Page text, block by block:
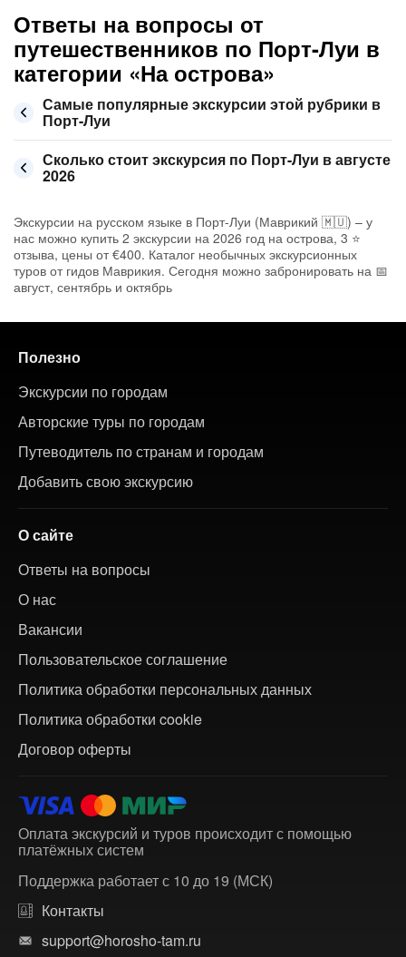
Ответы на вопросы от
путешественников по Порт-Луи в
категории «На острова»
Самые популярные экскурсии этой рубрики в
Порт-Луи
Сколько стоит экскурсия по Порт-Луи в августе
2026
Экскурсии на русском языке в Порт-Луи (Маврикий 🇲🇺) – у
нас можно купить 2 экскурсии на 2026 год на острова, 3 ⭐
отзыва, цены от €400. Каталог необычных экскурсионных
туров от гидов Маврикия. Сегодня можно забронировать на 📅
август, сентябрь и октябрь
Полезно
Экскурсии по городам
Авторские туры по городам
Путеводитель по странам и городам
Добавить свою экскурсию
О сайте
Ответы на вопросы
О нас
Вакансии
Пользовательское соглашение
Политика обработки персональных данных
Политика обработки cookie
Договор оферты
Оплата экскурсий и туров происходит с помощью
платёжных систем
Поддержка работает с 10 до 19 (МСК)
Контакты
support@horosho-tam.ru